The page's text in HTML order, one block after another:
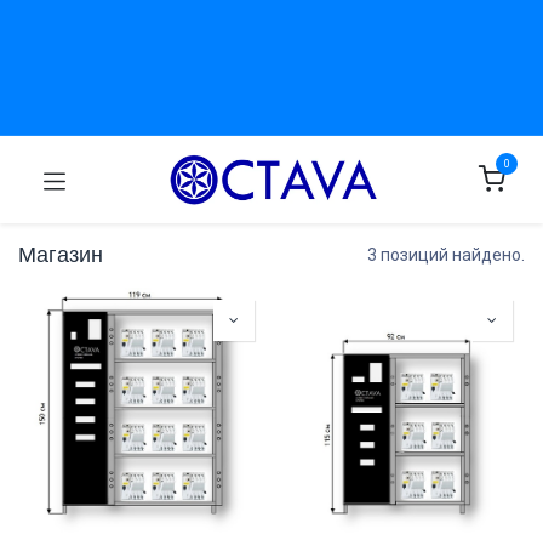
0
Магазин 3 позиций найдено.